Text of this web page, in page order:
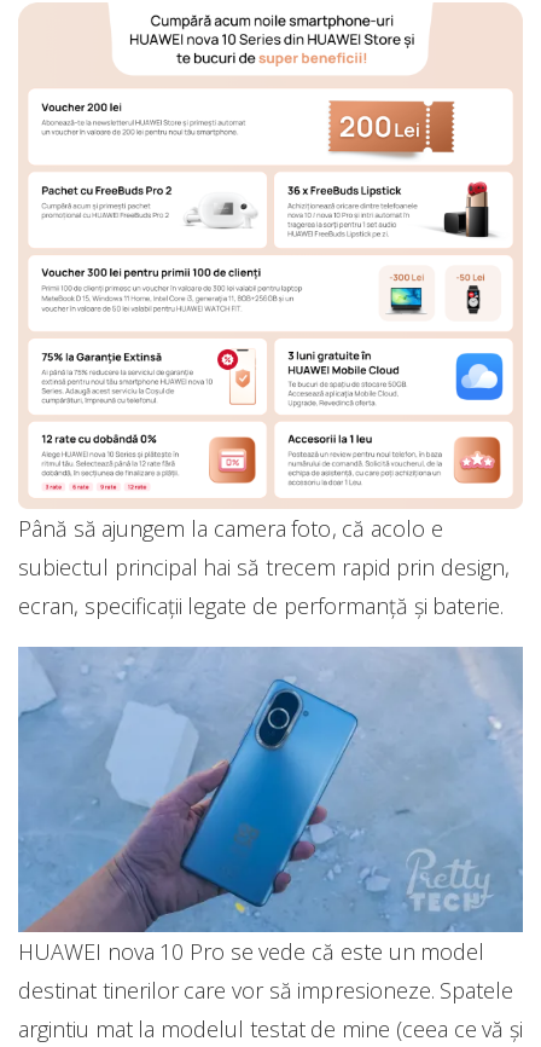
Până să ajungem la camera foto, că acolo e
subiectul principal hai să trecem rapid prin design,
ecran, specificații legate de performanță și baterie.
HUAWEI nova 10 Pro se vede că este un model
destinat tinerilor care vor să impresioneze. Spatele
argintiu mat la modelul testat de mine (ceea ce vă și